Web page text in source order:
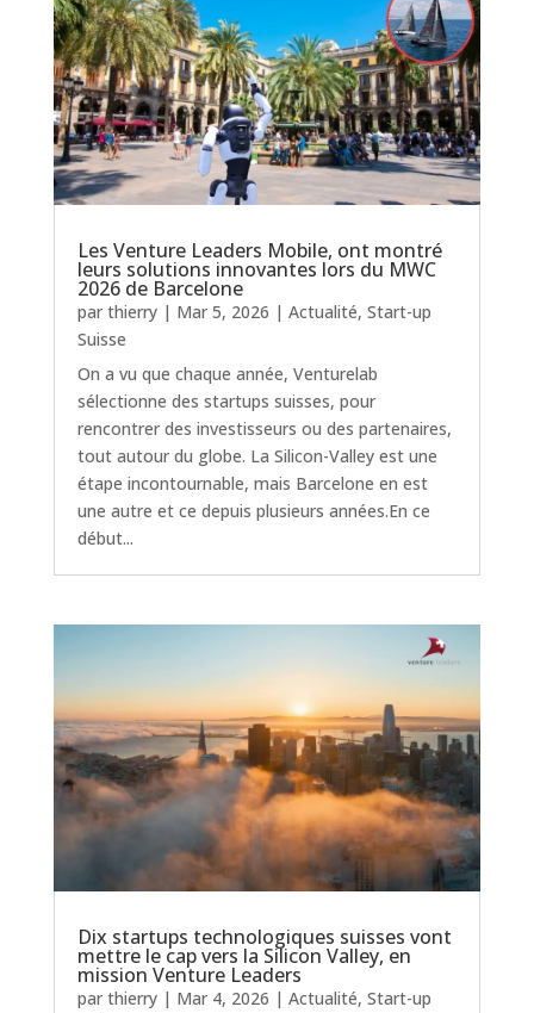
Les Venture Leaders Mobile, ont montré
leurs solutions innovantes lors du MWC
2026 de Barcelone
par thierry| Mar 5, 2026 | Actualité, Start-up
Suisse
On a vu que chaque année, Venturelab
sélectionne des startups suisses, pour
rencontrer des investisseurs ou des partenaires,
tout autour du globe. La Silicon-Valley est une
étape incontournable, mais Barcelone en est
une autre et ce depuis plusieurs années.En ce
début...
Dix startups technologiques suisses vont
mettre le cap vers la Silicon Valley, en
mission Venture Leaders
par thierry| Mar 4, 2026 | Actualité, Start-up